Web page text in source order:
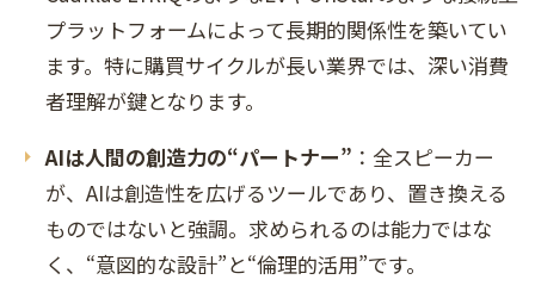
プラットフォームによって長期的関係性を築いてい
ます。特に購買サイクルが長い業界では、深い消費
者理解が鍵となります。
AIは人間の創造力の“パートナー” ：全スピーカー
が、AIは創造性を広げるツールであり、置き換える
ものではないと強調。求められるのは能力ではな
く、“意図的な設計”と“倫理的活用”です。